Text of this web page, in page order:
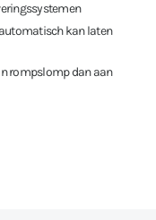
kan laten
rompslomp dan aan